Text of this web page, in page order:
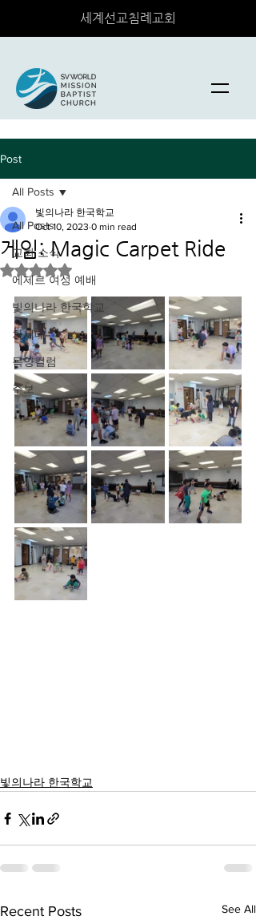
세계선교침례교회
Post
All Posts
교회 소식
에제르 여성 예배
빛의나라 한국학교
차세대
목양컬럼
주보
All Posts
게임: Magic Carpet Ride
빛의나라 한국학교
Oct 10, 2023 0 min read
Rated NaN out of 5 stars.
빛의나라 한국학교
Recent Posts See All